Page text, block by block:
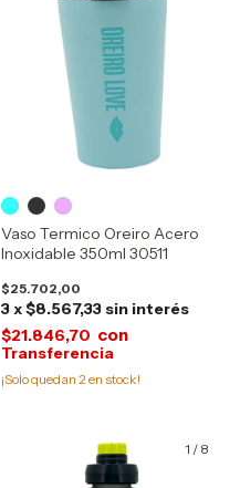
Vaso Termico Oreiro Acero
Inoxidable 350ml 30511
$25.702,00
3x$8.567,33 sin interés
$21.846,70 con
¡Solo quedan 2en stock!
1 / 8